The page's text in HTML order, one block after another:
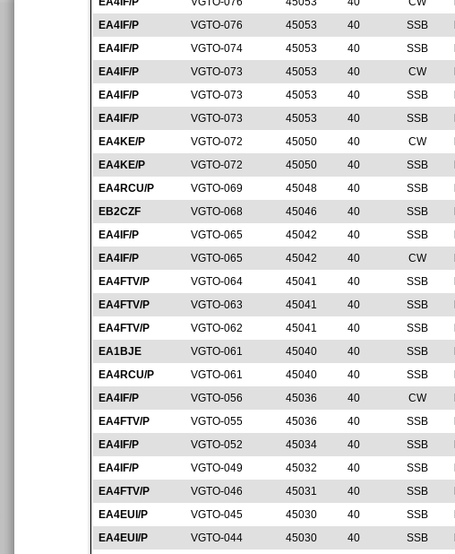
EA4IF/P
VGTO-076 45053 40 SSB
EA4IF/P
VGTO-074 45053 40 SSB
EA4IF/P
VGTO-073 45053 40 CW
EA4IF/P
VGTO-073 45053 40 SSB
EA4IF/P
VGTO-073 45053 40 SSB
EA4KE/P
VGTO-072 45050 40 CW
EA4KE/P
VGTO-072 45050 40 SSB
EA4RCU/P
VGTO-069 45048 40 SSB
EB2CZF
VGTO-068 45046 40 SSB
EA4IF/P
VGTO-065 45042 40 SSB
EA4IF/P
VGTO-065 45042 40 CW
EA4FTV/P
VGTO-064 45041 40 SSB
EA4FTV/P
VGTO-063 45041 40 SSB
EA4FTV/P
VGTO-062 45041 40 SSB
EA1BJE
VGTO-061 45040 40 SSB
EA4RCU/P
VGTO-061 45040 40 SSB
EA4IF/P
VGTO-056 45036 40 CW
EA4FTV/P
VGTO-055 45036 40 SSB
EA4IF/P
VGTO-052 45034 40 SSB
EA4IF/P
VGTO-049 45032 40 SSB
EA4FTV/P
VGTO-046 45031 40 SSB
EA4EUI/P
VGTO-045 45030 40 SSB
EA4EUI/P
VGTO-044 45030 40 SSB